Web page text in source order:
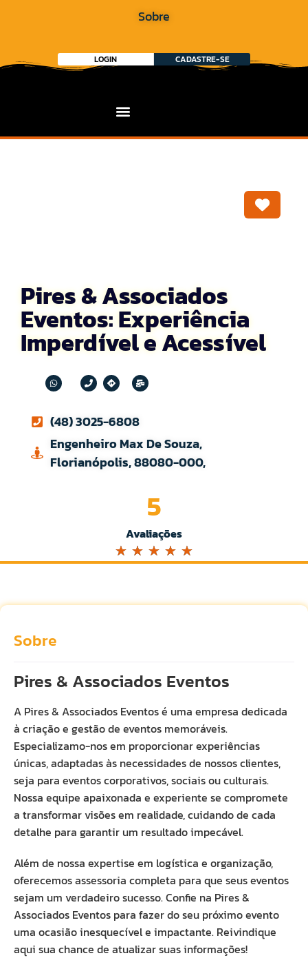
Sobre
LOGIN CADASTRE-SE
Pires & Associados
Eventos: Experiência
Imperdível e Acessível
(48) 3025-6808
Engenheiro Max De Souza,
Florianópolis, 88080-000,
Avaliações
5
☆ ☆ ☆ ☆ ☆
Sobre
Pires & Associados Eventos
A Pires & Associados Eventos é uma empresa dedicada
à criação e gestão de eventos memoráveis.
Especializamo-nos em proporcionar experiências
únicas, adaptadas às necessidades de nossos clientes,
seja para eventos corporativos, sociais ou culturais.
Nossa equipe apaixonada e experiente se compromete
a transformar visões em realidade, cuidando de cada
detalhe para garantir um resultado impecável.
Além de nossa expertise em logística e organização,
oferecemos assessoria completa para que seus eventos
sejam um verdadeiro sucesso. Confie na Pires &
Associados Eventos para fazer do seu próximo evento
uma ocasião inesquecível e impactante. Reivindique
aqui sua chance de atualizar suas informações!